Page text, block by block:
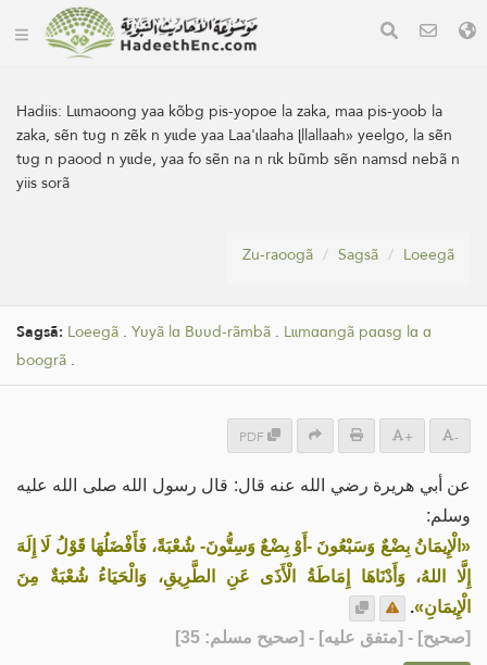
Hadiis: Lɩɩmaoong yaa kõbg pis-yopoe la zaka, maa pis-yoob la
zaka, sẽn tʋg n zẽk n yɩɩde yaa Laa'ɩlaaha ɭllallaah» yeelgo, la sẽn
tʋg n paood n yɩɩde, yaa fo sẽn na n rɩk bũmb sẽn namsd nebã n
yiis sorã
Zu-raoogã Sagsã Loeegã
Sagsã: Loeegã . Yʋyã lɑ Bʋʋd-rãmbã . Lɩɩmɑɑngã pɑɑsg lɑ ɑ
boogrã .
PDF + -
عن أبي هريرة رضي الله عنه قال: قال رسول الله صلى الله عليه
وسلم:
«الْإِيمَانُ بِضْعٌ وَسَبْعُونَ -أَوْ بِضْعٌ وَسِتُّونَ- شُعْبَةً، فَأَفْضَلُهَا قَوْلُ لَا إِلَهَ
إِلَّا اللهُ، وَأَدْنَاهَا إِمَاطَةُ الْأَذَى عَنِ الطَّرِيقِ، وَالْحَيَاءُ شُعْبَةٌ مِنَ
الْإِيمَانِ».
[صحيح] - [متفق عليه] - [صحيح مسلم: 35]